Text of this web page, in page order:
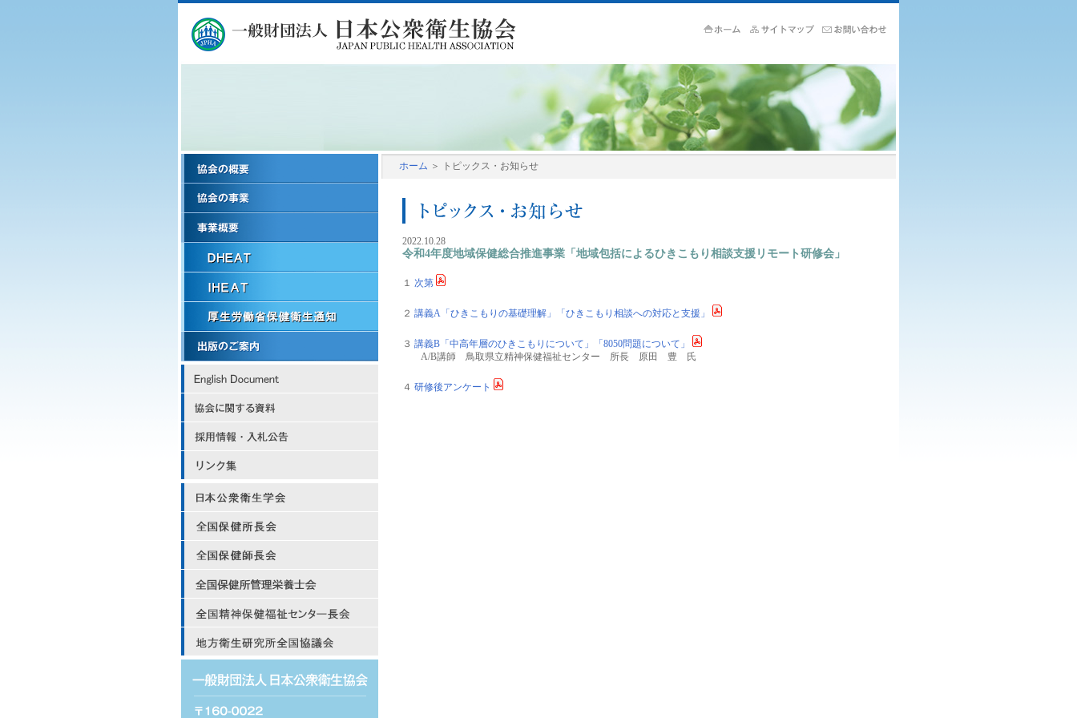
ホーム ＞ トピックス・お知らせ
2022.10.28
令和4年度地域保健総合推進事業「地域包括によるひきこもり相談支援リモート研修会」
１ 次第
２ 講義A「ひきこもりの基礎理解」「ひきこもり相談への対応と支援」
３ 講義B「中高年層のひきこもりについて」「8050問題について」
A/B講師 鳥取県立精神保健福祉センター 所長 原田 豊 氏
４ 研修後アンケート